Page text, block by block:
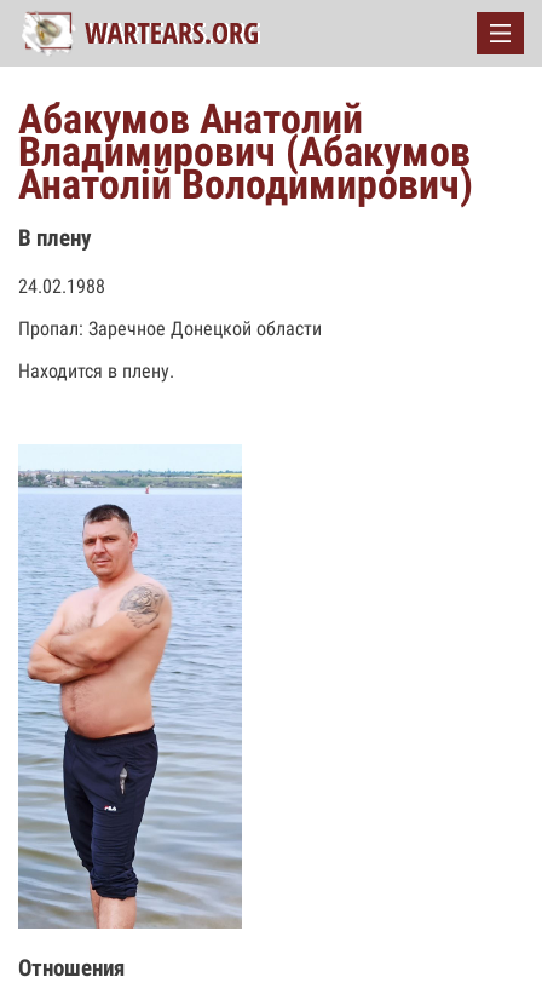
Абакумов Анатолий
Владимирович (Абакумов
Анатолій Володимирович)
В плену
24.02.1988
Пропал: Заречное Донецкой области
Находится в плену.
Отношения